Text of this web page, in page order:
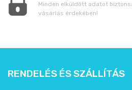
Minden elküldött adatot
vásárlás érdekében!
RENDELÉS ÉS SZÁLLÍTÁS